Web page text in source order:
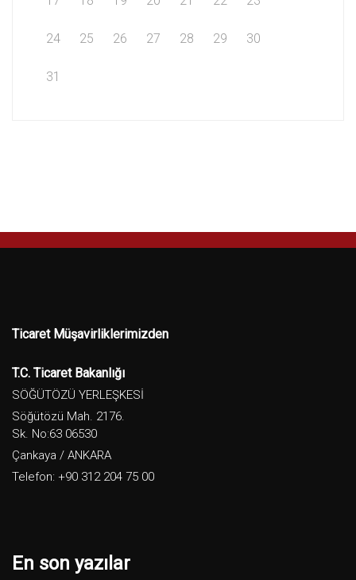
24 25 26 27 28 29 30
31
Ticaret Müşavirliklerimizden
T.C. Ticaret Bakanlığı
SÖĞÜTÖZÜ YERLEŞKESİ
Söğütözü Mah. 2176.
Sk. No:63 06530
Çankaya / ANKARA
Telefon: +90 312 204 75 00
En son yazılar